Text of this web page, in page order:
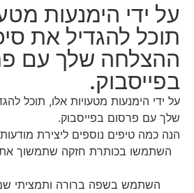
על ידי הימנעות
תוכל להגדיל את
ההצלחה שלך עם
בפייסבוק.
על ידי הימנעות מטעויות אלו, תוכל
שלך עם פרסום בפייסבוק.
הנה כמה טיפים נוספים ליצירת מודעות
השתמשו בכותרת חזקה שתמשוך
השתמש בשפה ברורה ותמציתי